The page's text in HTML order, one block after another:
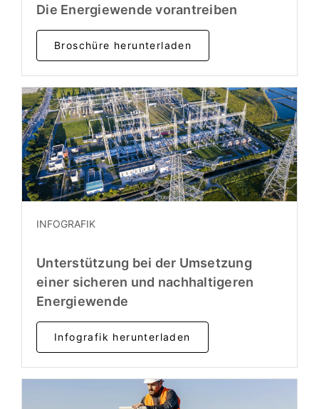
Die Energiewende vorantreiben
Broschüre herunterladen
INFOGRAFIK
Unterstützung bei der Umsetzung
einer sicheren und nachhaltigeren
Energiewende
Infografik herunterladen